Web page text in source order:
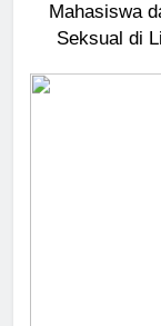
Mahasiswa
Seksual di